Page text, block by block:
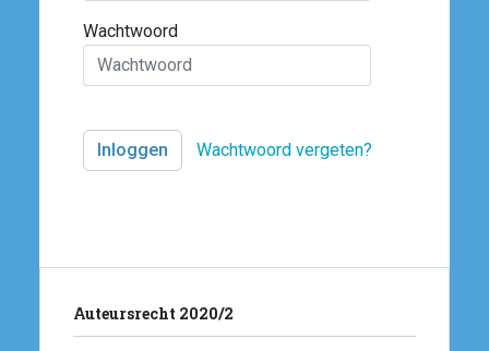
Wachtwoord
Wachtwoord vergeten?
Auteursrecht 2020/2